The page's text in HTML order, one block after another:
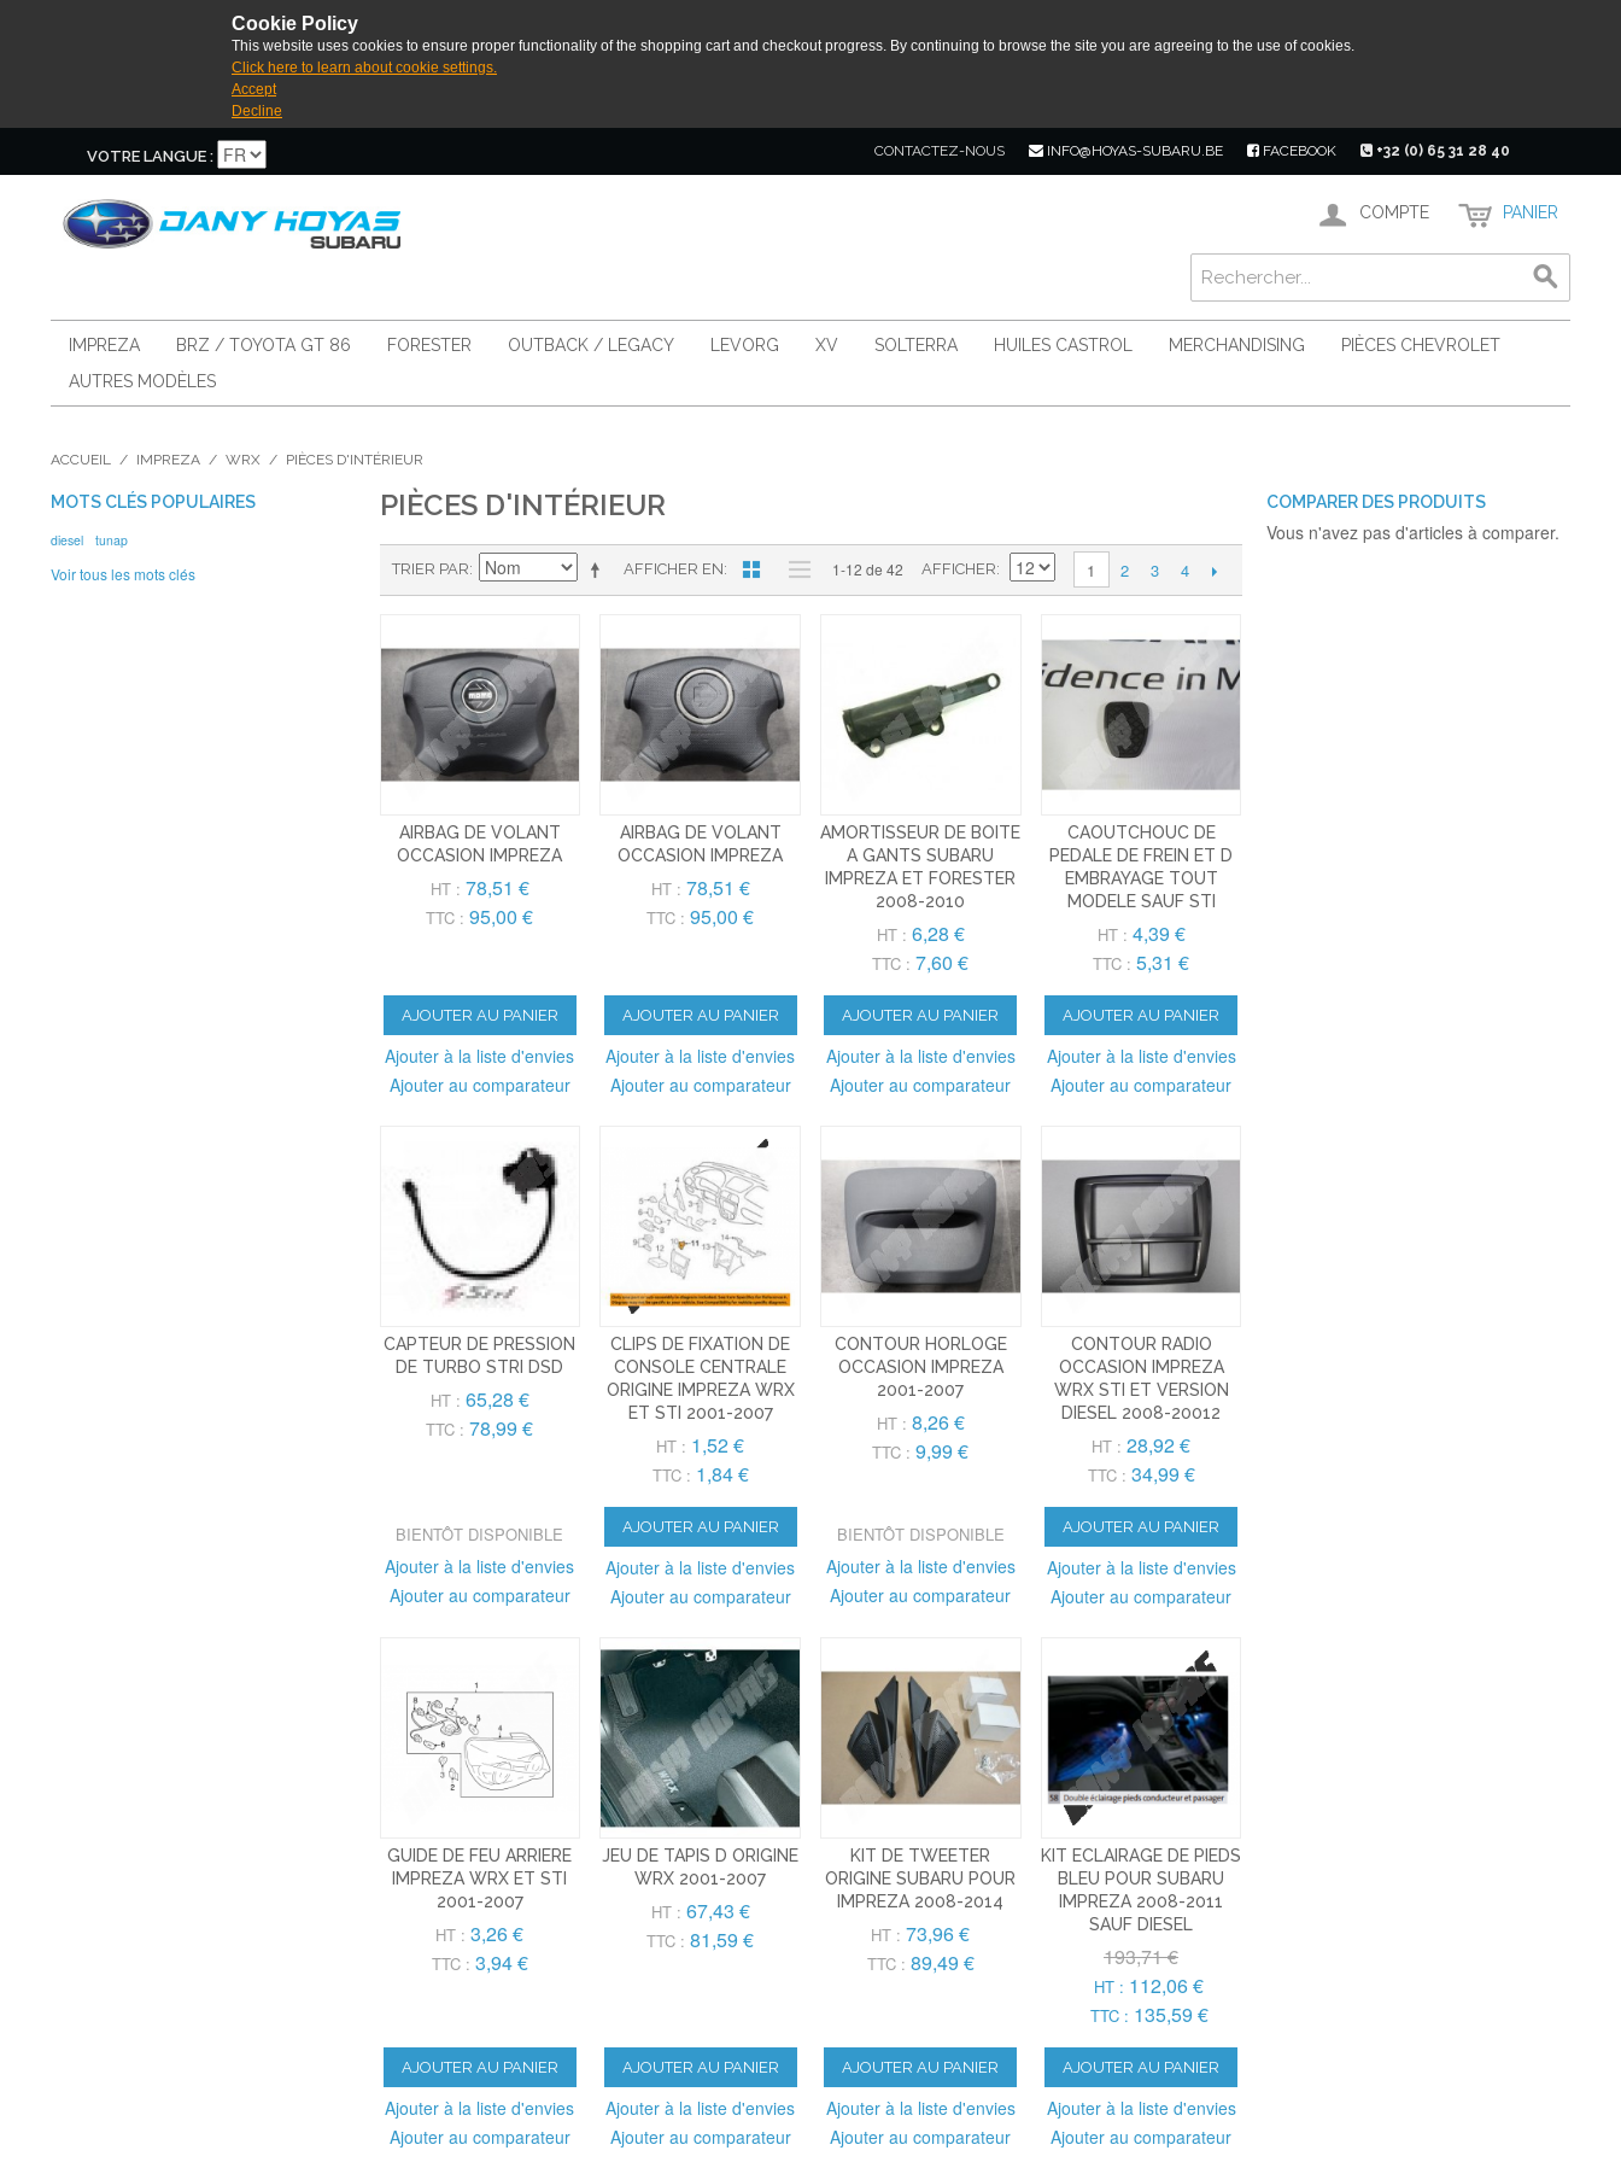
Cookie Policy
This website uses cookies to ensure proper functionality of the shopping cart and checkout progress. By continuing to browse the site you are agreeing to the use of cookies.
Click here to learn about cookie settings.
Accept
Decline
VOTRE LANGUE : CONTACTEZ-NOUS INFO@HOYAS-SUBARU.BE FACEBOOK +32 (0) 65 31 28 40
COMPTE PANIER
IMPREZA BRZ / TOYOTA GT 86 FORESTER OUTBACK / LEGACY LEVORG XV SOLTERRA HUILES CASTROL MERCHANDISING
PIÈCES CHEVROLET
AUTRES MODÈLES
ACCUEIL / IMPREZA / WRX / PIÈCES D'INTÉRIEUR
PIÈCES D'INTÉRIEUR
AFFICHER EN
TRIER PAR 1-12 de 42 AFFICHER 1 2 3 4
AIRBAG DE VOLANT
OCCASION IMPREZA
HT : 78,51 €
TTC : 95,00 €
AJOUTER AU PANIER
Ajouter à la liste d'envies
Ajouter au comparateur
AIRBAG DE VOLANT
OCCASION IMPREZA
HT : 78,51 €
TTC : 95,00 €
AJOUTER AU PANIER
Ajouter à la liste d'envies
Ajouter au comparateur
AMORTISSEUR DE BOITE
A GANTS SUBARU
IMPREZA ET FORESTER
2008-2010
HT : 6,28 €
TTC : 7,60 €
AJOUTER AU PANIER
Ajouter à la liste d'envies
Ajouter au comparateur
CAOUTCHOUC DE
PEDALE DE FREIN ET D
EMBRAYAGE TOUT
MODELE SAUF STI
HT : 4,39 €
TTC : 5,31 €
AJOUTER AU PANIER
Ajouter à la liste d'envies
Ajouter au comparateur
CAPTEUR DE PRESSION
DE TURBO STRI DSD
HT : 65,28 €
TTC : 78,99 €
BIENTÔT DISPONIBLE
Ajouter à la liste d'envies
Ajouter au comparateur
CLIPS DE FIXATION DE
CONSOLE CENTRALE
ORIGINE IMPREZA WRX
ET STI 2001-2007
HT : 1,52 €
TTC : 1,84 €
AJOUTER AU PANIER
Ajouter à la liste d'envies
Ajouter au comparateur
CONTOUR HORLOGE
OCCASION IMPREZA
2001-2007
HT : 8,26 €
TTC : 9,99 €
BIENTÔT DISPONIBLE
Ajouter à la liste d'envies
Ajouter au comparateur
CONTOUR RADIO
OCCASION IMPREZA
WRX STI ET VERSION
DIESEL 2008-20012
HT : 28,92 €
TTC : 34,99 €
AJOUTER AU PANIER
Ajouter à la liste d'envies
Ajouter au comparateur
GUIDE DE FEU ARRIERE
IMPREZA WRX ET STI
2001-2007
HT : 3,26 €
TTC : 3,94 €
AJOUTER AU PANIER
Ajouter à la liste d'envies
Ajouter au comparateur
JEU DE TAPIS D ORIGINE
WRX 2001-2007
HT : 67,43 €
TTC : 81,59 €
AJOUTER AU PANIER
Ajouter à la liste d'envies
Ajouter au comparateur
KIT DE TWEETER
ORIGINE SUBARU POUR
IMPREZA 2008-2014
HT : 73,96 €
TTC : 89,49 €
AJOUTER AU PANIER
Ajouter à la liste d'envies
Ajouter au comparateur
KIT ECLAIRAGE DE PIEDS
BLEU POUR SUBARU
IMPREZA 2008-2011
SAUF DIESEL
193,71 €
HT : 112,06 €
TTC : 135,59 €
AJOUTER AU PANIER
Ajouter à la liste d'envies
Ajouter au comparateur
MOTS CLÉS POPULAIRES
diesel tunap
Voir tous les mots clés
COMPARER DES PRODUITS
Vous n'avez pas d'articles à comparer.